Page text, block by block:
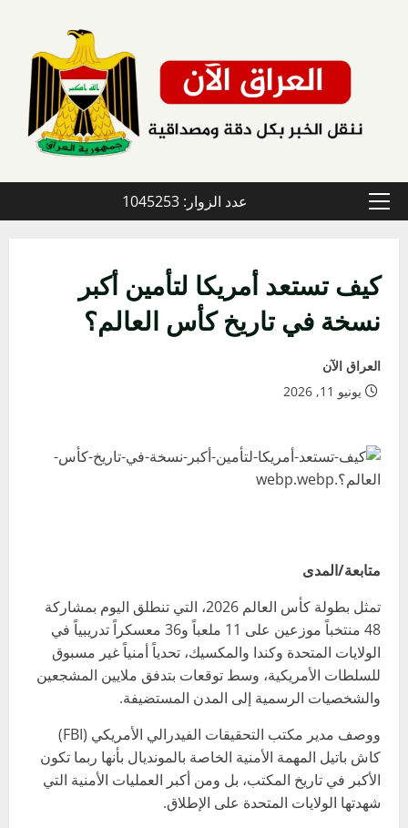
القائمة
عدد الزوار: 1045253
كيف تستعد أمريكا لتأمين أكبر
نسخة في تاريخ كأس العالم؟
العراق الآن
يونيو 11, 2026
متابعة/المدى
تمثل بطولة كأس العالم 2026، التي تنطلق اليوم بمشاركة
48 منتخباً موزعين على 11 ملعباً و36 معسكراً تدريبياً في
الولايات المتحدة وكندا والمكسيك، تحدياً أمنياً غير مسبوق
للسلطات الأمريكية، وسط توقعات بتدفق ملايين المشجعين
والشخصيات الرسمية إلى المدن المستضيفة.
ووصف مدير مكتب التحقيقات الفيدرالي الأمريكي (FBI)
كاش باتيل المهمة الأمنية الخاصة بالمونديال بأنها ربما تكون
الأكبر في تاريخ المكتب، بل ومن أكبر العمليات الأمنية التي
شهدتها الولايات المتحدة على الإطلاق.